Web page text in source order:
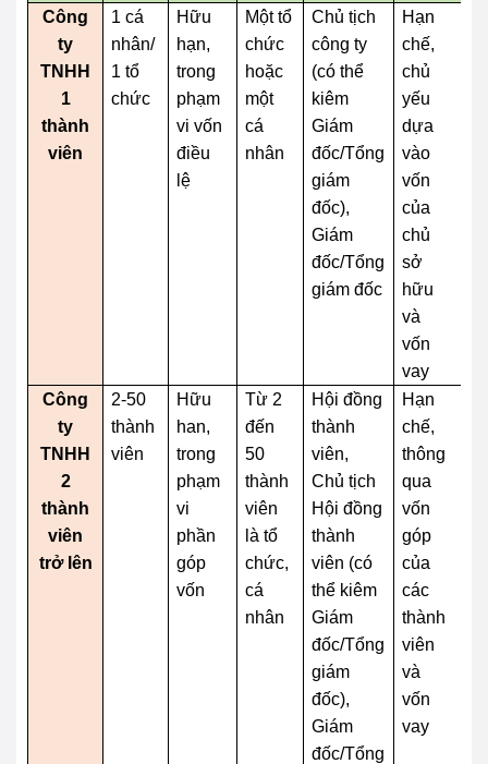
Công
ty
TNHH
1
thành
viên
1 cá
nhân/
1 tổ
chức
Hữu
hạn,
trong
phạm
vi vốn
điều
lệ
Một tổ
chức
hoặc
một
cá
nhân
Chủ tịch
công ty
(có thể
kiêm
Giám
đốc/Tổng
giám
đốc),
Giám
đốc/Tổng
giám đốc
Hạn
chế,
chủ
yếu
dựa
vào
vốn
của
chủ
sở
hữu
và
vốn
vay
Công
ty
TNHH
2
thành
viên
trở lên
2-50
thành
viên
Hữu
han,
trong
phạm
vi
phần
góp
vốn
Từ 2
đến
50
thành
viên
là tổ
chức,
cá
nhân
Hội đồng
thành
viên,
Chủ tịch
Hội đồng
thành
viên (có
thể kiêm
Giám
đốc/Tổng
giám
đốc),
Giám
đốc/Tổng
Hạn
chế,
thông
qua
vốn
góp
của
các
thành
viên
và
vốn
vay